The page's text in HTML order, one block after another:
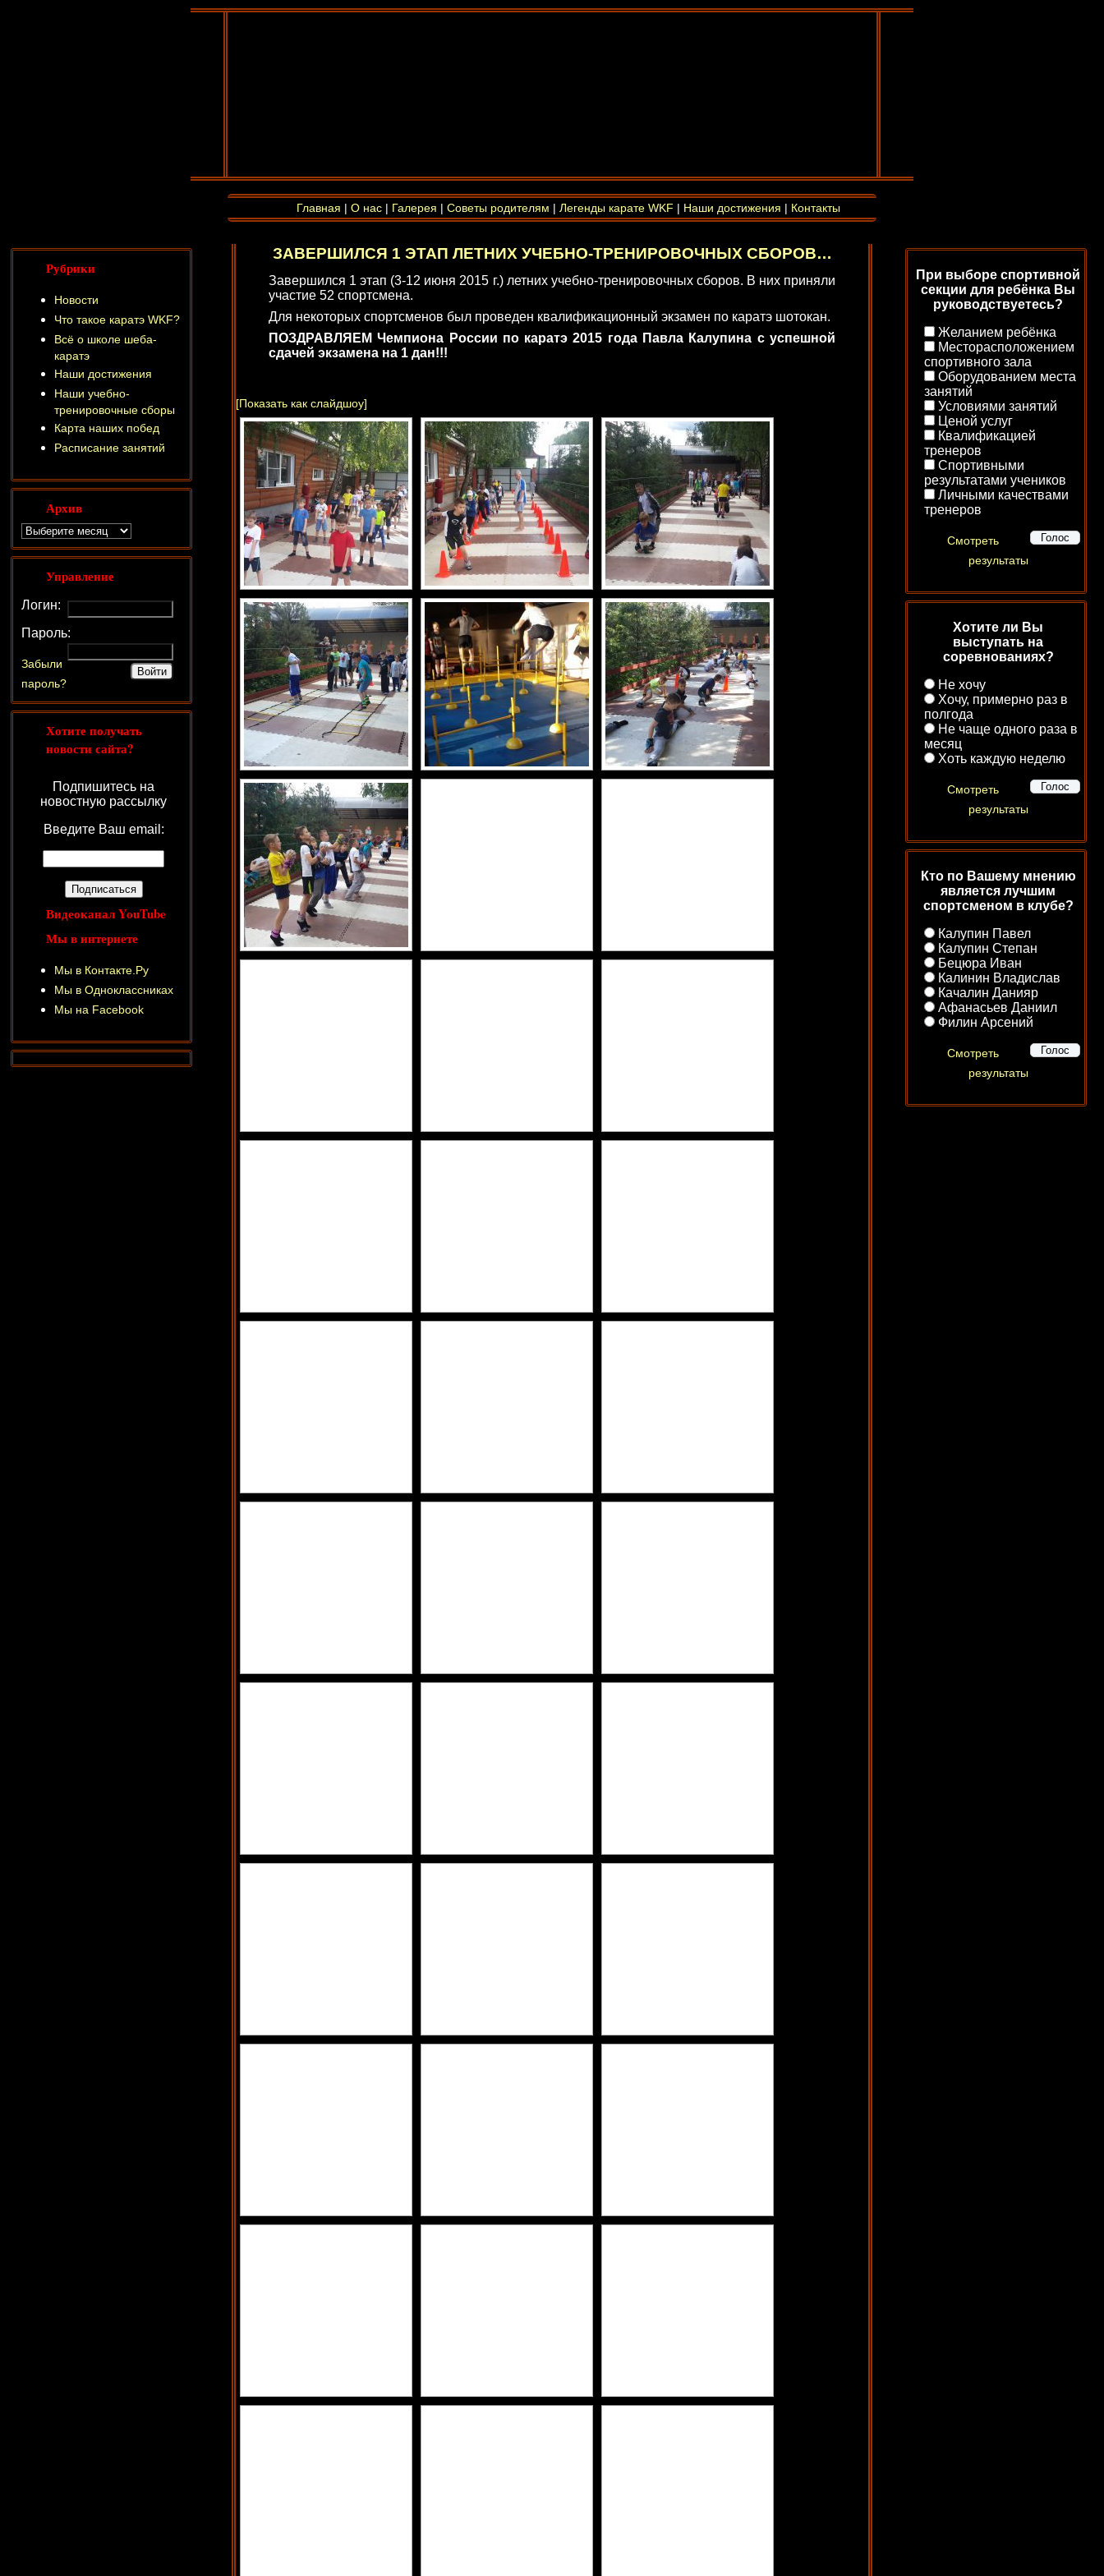
Главная | О нас | Галерея | Советы родителям | Легенды карате WKF | Наши достижения | Контакты
ЗАВЕРШИЛСЯ 1 ЭТАП ЛЕТНИХ УЧЕБНО-ТРЕНИРОВОЧНЫХ СБОРОВ…
Завершился 1 этап (3-12 июня 2015 г.) летних учебно-тренировочных сборов. В них приняли
участие 52 спортсмена.
Для некоторых спортсменов был проведен квалификационный экзамен по каратэ шотокан.
ПОЗДРАВЛЯЕМ Чемпиона России по каратэ 2015 года Павла Калупина с успешной
сдачей экзамена на 1 дан!!!
[Показать как слайдшоу]
Рубрики
Новости
Что такое каратэ WKF?
Всё о школе шеба-
каратэ
Наши достижения
Наши учебно-
тренировочные сборы
Карта наших побед
Расписание занятий
Архив
Управление
Логин:
Пароль:
Забыли
пароль?
Хотите получать
новости сайта?
Подпишитесь на
новостную рассылку
Введите Ваш email:
Видеоканал YouTube
Мы в интернете
Мы в Контакте.Ру
Мы в Одноклассниках
Мы на Facebook
При выборе спортивной
секции для ребёнка Вы
руководствуетесь?
Желанием ребёнка
Месторасположением
спортивного зала
Оборудованием места
занятий
Условиями занятий
Ценой услуг
Квалификацией
тренеров
Спортивными
результатами учеников
Личными качествами
тренеров
Смотреть
результаты
Хотите ли Вы
выступать на
соревнованиях?
Не хочу
Хочу, примерно раз в
полгода
Не чаще одного раза в
месяц
Хоть каждую неделю
Смотреть
результаты
Кто по Вашему мнению
является лучшим
спортсменом в клубе?
Калупин Павел
Калупин Степан
Бецюра Иван
Калинин Владислав
Качалин Данияр
Афанасьев Даниил
Филин Арсений
Смотреть
результаты